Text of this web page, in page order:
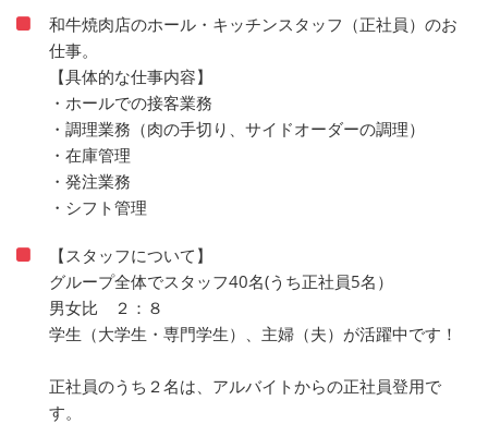
和牛焼肉店のホール・キッチンスタッフ（正社員）のお
仕事。
【具体的な仕事内容】
・ホールでの接客業務
・調理業務（肉の手切り、サイドオーダーの調理）
・在庫管理
・発注業務
・シフト管理
【スタッフについて】
グループ全体でスタッフ40名(うち正社員5名）
男女比 ２：８
学生（大学生・専門学生）、主婦（夫）が活躍中です！
正社員のうち２名は、アルバイトからの正社員登用で
す。